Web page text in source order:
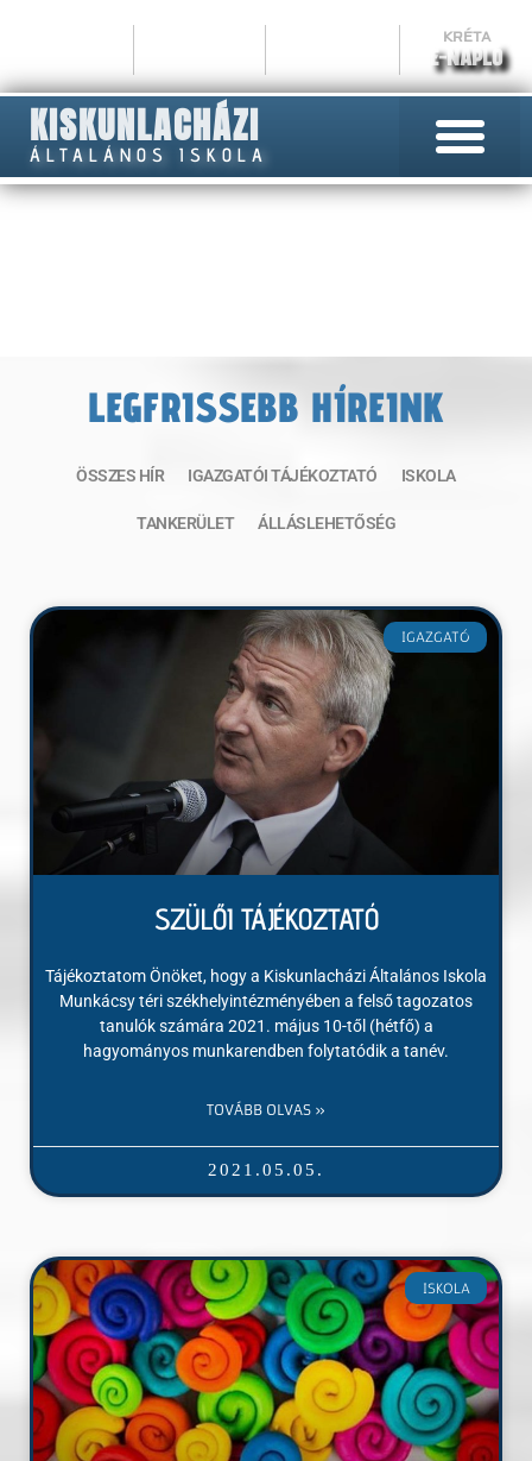
KRÉTA
E-NAPLÓ
KISKUNLACHÁZI
ÁLTALÁNOS ISKOLA
LEGFRISSEBB HÍREINK
ÖSSZES HÍR IGAZGATÓI TÁJÉKOZTATÓ ISKOLA
TANKERÜLET ÁLLÁSLEHETŐSÉG
IGAZGATÓ
SZÜLŐI TÁJÉKOZTATÓ
Tájékoztatom Önöket, hogy a Kiskunlacházi Általános Iskola
Munkácsy téri székhelyintézményében a felső tagozatos
tanulók számára 2021. május 10-től (hétfő) a
hagyományos munkarendben folytatódik a tanév.
TOVÁBB OLVAS »
2021.05.05.
ISKOLA